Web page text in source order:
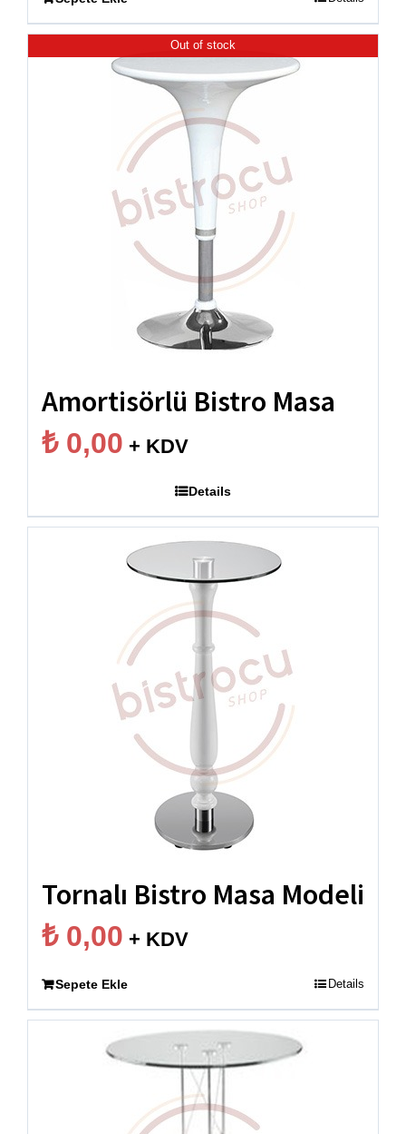
Out of stock
Amortisörlü Bistro Masa
₺0,00 + KDV
Details
Tornalı Bistro Masa Modeli
₺0,00 + KDV
Sepete Ekle Details